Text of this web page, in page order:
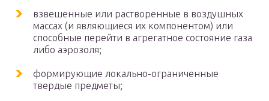
взвешенные или растворенные в воздушных
массах (и являющиеся их компонентом) или
способные перейти в агрегатное состояние газа
либо аэрозоля;
формирующие локально-ограниченные
твердые предметы;